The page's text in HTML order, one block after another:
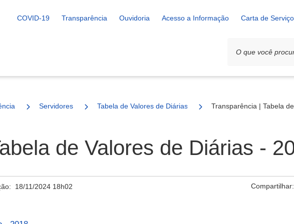
COVID-19 Transparência Ouvidoria Acesso a Informação Carta de
Servidores Tabela de Valores de Diárias Transparência | Tabela
de Valores de Diárias -
18/11/2024 18h02 Compartilhar: